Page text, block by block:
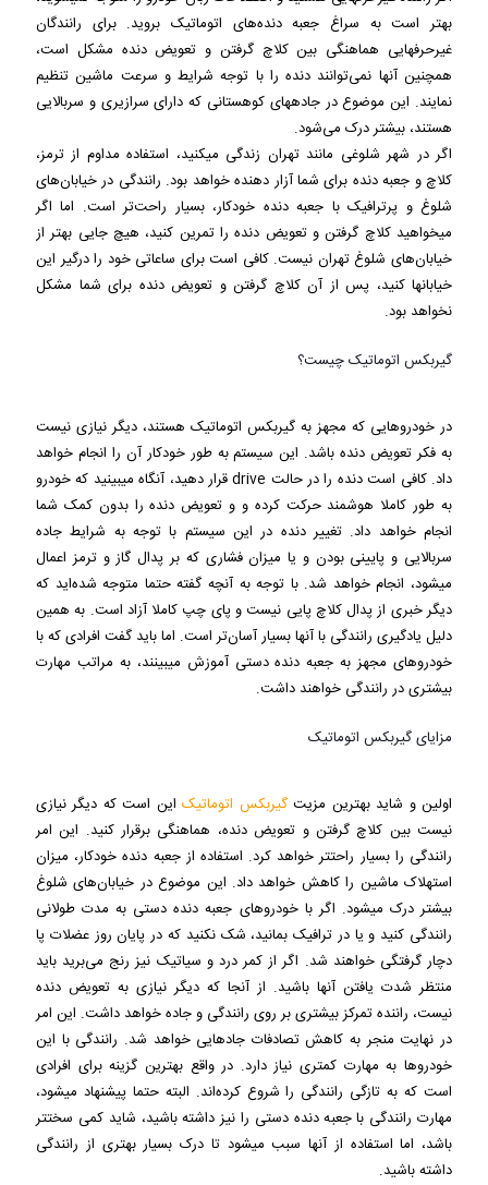
بهتر است به سراغ جعبه دنده‌های اتوماتیک بروید. برای رانندگان
غیرحرفه‎ایی هماهنگی بین کلاچ گرفتن و تعویض دنده مشکل است،
همچنین آنها نمی‌توانند دنده را با توجه شرایط و سرعت ماشین تنظیم
نمایند. این موضوع در جاده‎های کوهستانی که دارای سرازیری و سربالایی
هستند، بیشتر درک می‌شود.
اگر در شهر شلوغی مانند تهران زندگی می‎کنید، استفاده مداوم از ترمز،
کلاچ و جعبه دنده برای شما آزار دهنده خواهد بود. رانندگی در خیابان‌های
شلوغ و پرترافیک با جعبه دنده خودکار، بسیار راحت‌تر است. اما اگر
می‎خواهید کلاچ گرفتن و تعویض دنده را تمرین کنید، هیچ جایی بهتر از
خیابان‌های شلوغ تهران نیست. کافی است برای ساعاتی خود را درگیر این
خیابان‎ها کنید، پس از آن کلاچ گرفتن و تعویض دنده برای شما مشکل
نخواهد بود.
گیربکس اتوماتیک چیست؟
در خودروهایی که مجهز به گیربکس اتوماتیک هستند، دیگر نیازی نیست
به فکر تعویض دنده باشد. این سیستم به طور خودکار آن را انجام خواهد
داد. کافی است دنده را در حالت drive قرار دهید، آنگاه می‎بینید که خودرو
به طور کاملا هوشمند حرکت کرده و و تعویض دنده را بدون کمک شما
انجام خواهد داد. تغییر دنده در این سیستم با توجه به شرایط جاده
سربالایی و پایینی بودن و یا میزان فشاری که بر پدال گاز و ترمز اعمال
می‎شود، انجام خواهد شد. با توجه به آنچه گفته حتما متوجه شده‌اید که
دیگر خبری از پدال کلاچ پایی نیست و پای چپ کاملا آزاد است. به همین
دلیل یادگیری رانندگی با آنها بسیار آسان‌تر است. اما باید گفت افرادی که با
خودروهای مجهز به جعبه دنده دستی آموزش می‎بینند، به مراتب مهارت
بیشتری در رانندگی خواهند داشت.
مزایای گیربکس اتوماتیک
اولین و شاید بهترین مزیتگیربکس اتوماتیکاین است که دیگر نیازی
نیست بین کلاچ گرفتن و تعویض دنده، هماهنگی برقرار کنید. این امر
رانندگی را بسیار راحت‎تر خواهد کرد. استفاده از جعبه دنده خودکار، میزان
استهلاک ماشین را کاهش خواهد داد. این موضوع در خیابان‌های شلوغ
بیشتر درک می‎شود. اگر با خودروهای جعبه دنده دستی به مدت طولانی
رانندگی کنید و یا در ترافیک بمانید، شک نکنید که در پایان روز عضلات پا
دچار گرفتگی خواهند شد. اگر از کمر درد و سیاتیک نیز رنج می‌برید باید
منتظر شدت یافتن آنها باشید. از آنجا که دیگر نیازی به تعویض دنده
نیست، راننده تمرکز بیشتری بر روی رانندگی و جاده خواهد داشت. این امر
در نهایت منجر به کاهش تصادفات جاده‎ایی خواهد شد. رانندگی با این
خودروها به مهارت کمتری نیاز دارد. در واقع بهترین گزینه برای افرادی
است که به تازگی رانندگی را شروع کرده‌اند. البته حتما پیشنهاد می‎شود،
مهارت رانندگی با جعبه دنده دستی را نیز داشته باشید، شاید کمی سخت‎تر
باشد، اما استفاده از آنها سبب می‎شود تا درک بسیار بهتری از رانندگی
داشته باشید.